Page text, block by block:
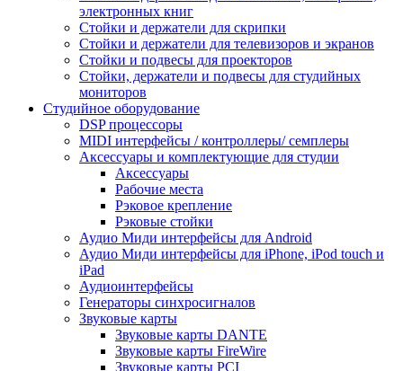
электронных книг
Стойки и держатели для скрипки
Стойки и держатели для телевизоров и экранов
Стойки и подвесы для проекторов
Стойки, держатели и подвесы для студийных
мониторов
Студийное оборудование
DSP процессоры
MIDI интерфейсы / контроллеры/ семплеры
Аксессуары и комплектующие для студии
Аксессуары
Рабочие места
Рэковое крепление
Рэковые стойки
Аудио Миди интерфейсы для Android
Аудио Миди интерфейсы для iPhone, iPod touch и
iPad
Аудиоинтерфейсы
Генераторы синхросигналов
Звуковые карты
Звуковые карты DANTE
Звуковые карты FireWire
Звуковые карты PCI